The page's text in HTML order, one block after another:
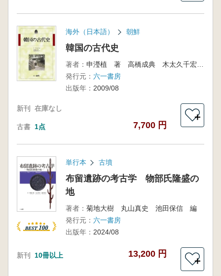
海外（日本語） 朝鮮
韓国の古代史
著者：
申瀅植 著 高橋成典 木太久千宏 訳
発行元： 六一書房
出版年： 2009/08
新刊 在庫なし
古書 1点 7,700 円
＋
単行本 古墳
布留遺跡の考古学 物部氏隆盛の
地
著者： 菊地大樹 丸山真史 池田保信 編
発行元： 六一書房
出版年： 2024/08
新刊 10冊以上 13,200 円
＋